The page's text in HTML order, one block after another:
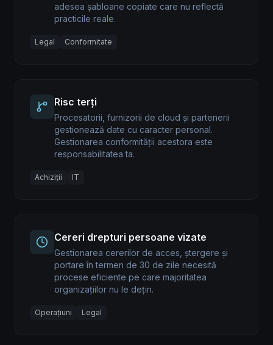
adesea șabloane copiate care nu reflectă
practicile reale.
Legal Conformitate
Risc terți
Procesatorii, furnizorii de cloud și partenerii
gestionează date cu caracter personal.
Gestionarea conformității acestora este
responsabilitatea ta.
Achiziții IT
Cereri drepturi persoane vizate
Gestionarea cererilor de acces, ștergere și
portare în termen de 30 de zile necesită
procese eficiente pe care majoritatea
organizațiilor nu le dețin.
Operațiuni Legal